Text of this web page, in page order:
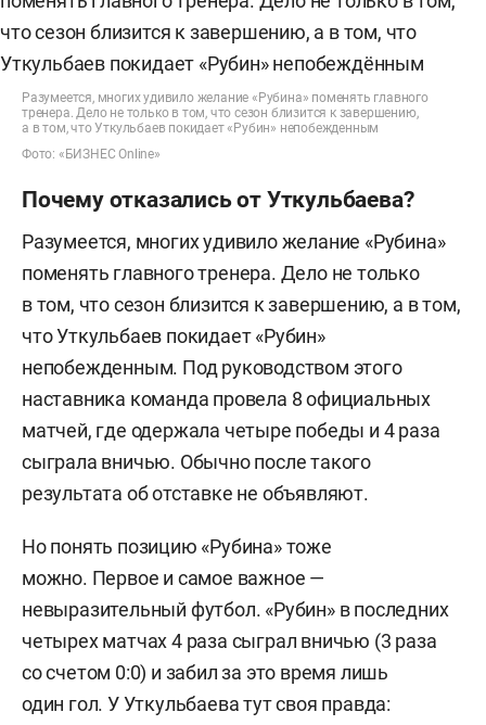
Разумеется, многих удивило желание «Рубина» поменять главного
тренера. Дело не только в том, что сезон близится к завершению,
а в том, что Уткульбаев покидает «Рубин» непобежденным
Фото: «БИЗНЕС Online»
Почему отказались от Уткульбаева?
Разумеется, многих удивило желание «Рубина»
поменять главного тренера. Дело не только
в том, что сезон близится к завершению, а в том,
что Уткульбаев покидает «Рубин»
непобежденным. Под руководством этого
наставника команда провела 8 официальных
матчей, где одержала четыре победы и 4 раза
сыграла вничью. Обычно после такого
результата об отставке не объявляют.
Но понять позицию «Рубина» тоже
можно. Первое и самое важное —
невыразительный футбол. «Рубин» в последних
четырех матчах 4 раза сыграл вничью (3 раза
со счетом 0:0) и забил за это время лишь
один гол. У Уткульбаева тут своя правда: